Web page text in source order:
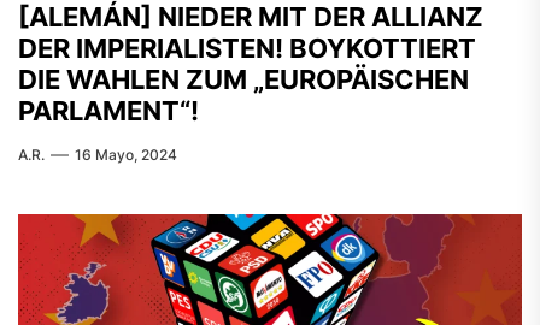
[ALEMÁN] NIEDER MIT DER ALLIANZ
DER IMPERIALISTEN! BOYKOTTIERT
DIE WAHLEN ZUM „EUROPÄISCHEN
PARLAMENT“!
A.R. 16 Mayo, 2024